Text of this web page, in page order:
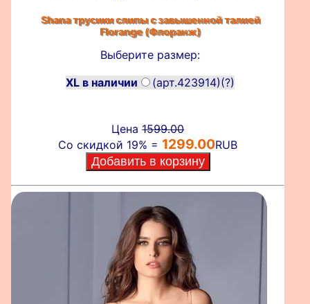
Shana трусики слипы с завышенной талией
Florange (Флоранж)
Выберите размер:
XL в наличии
(арт.423914)(?)
Цена1599.00
Со скидкой 19% = 1299.00RUB